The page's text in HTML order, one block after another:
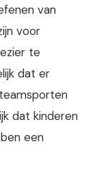
van
voor
te
dat er
dat kinderen
een